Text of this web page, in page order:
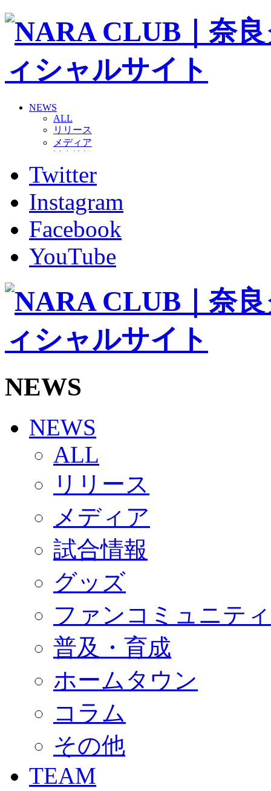
NEWS
ALL
リリース
メディア
グッズ
ファンコミュニティ
ホームタウン
コラム
その他
TEAM
2026/27トップチーム
2026/27トップチームスタッフ
バモス
チアダンススクール
ボランティアチーム「volundeer」
ビクトリーロード
HOMEGAME
観戦ルール＆マナー
Jリーグ運営管理規定
写真・動画使用ガイドライン
SCHEDULE
2026/27
練習見学時のファンサービスについて
TICKET
奈良クラブ明治安田J3リーグ2026/27シーズン試
奈良クラブ明治安田Ｊ3リーグ 2026/27シーズン「
観戦ルール＆マナー
2026/27ファンコミュニティ
サポートショップ
GOODS
オフィシャルストア（実店舗）
オンラインストア
ACADEMY
アカデミーについて
コーチ&スタッフ
ジュニア
ジュニアユース
ユース
練習拠点（ナラディーア）
SCHOOL
CLUB
パートナー募集
クラブ理念
サステナビリティ
Web制作支援
応援プロジェクト
Twitter
Instagram
Facebook
YouTube
NEWS
NEWS
ALL
リリース
メディア
試合情報
グッズ
ファンコミュニティ
普及・育成
ホームタウン
コラム
その他
TEAM